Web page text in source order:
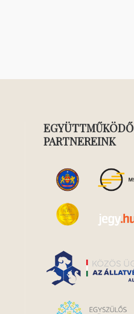
EGYÜTTMŰKÖDŐ
PARTNEREINK